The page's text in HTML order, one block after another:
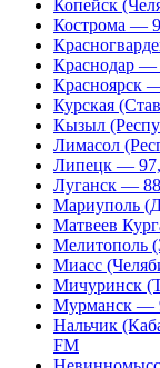
Копейск
Кострома —
Краснодар —
Красноярск
Курская
Кызыл
Лимасол
Липецк —
Луганск —
Мариуполь
Матвеев
Мелитополь
Миасс
Мичуринск
Мурманск —
Нальчик
FM